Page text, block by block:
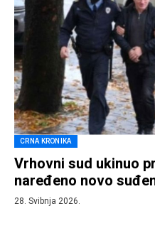
CRNA KRONIKA
Vrhovni sud ukinuo
naređeno novo
28. Svibnja 2026.